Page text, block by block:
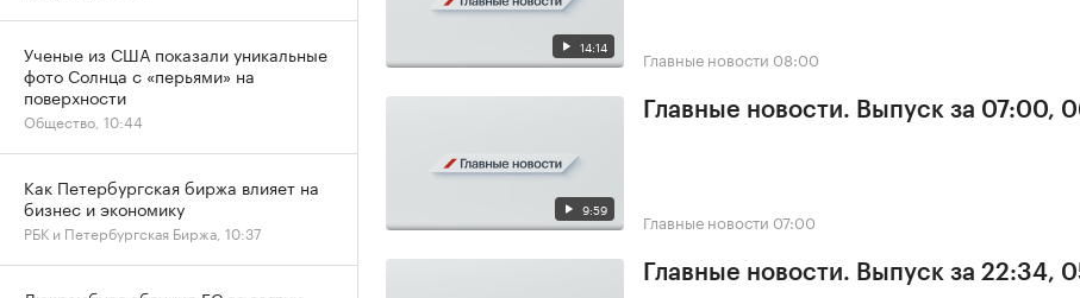
14:14 Главные новости 08:00
9:59
Главные новости. Выпуск за 07:00,
Главные новости 07:00
Главные новости. Выпуск за 22:34,
Ученые из США показали уникальные
фото Солнца с «перьями» на
поверхности
Общество, 10:44
Как Петербургская биржа влияет на
бизнес и экономику
РБК и Петербургская Биржа, 10:37